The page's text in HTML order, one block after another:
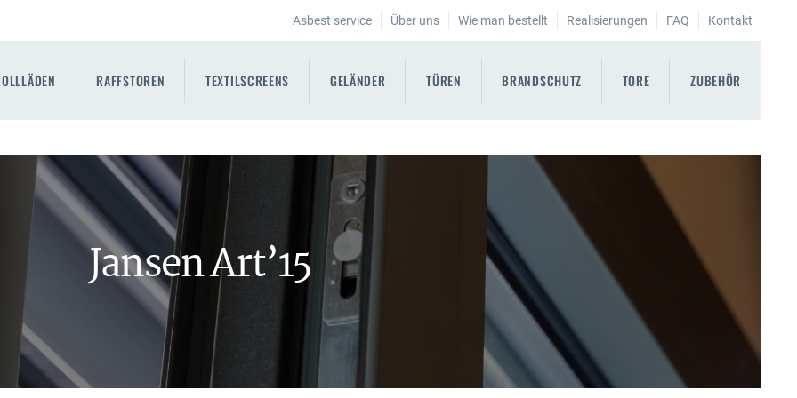
Asbest service Über uns Wie man bestellt Realisierungen FAQ Kontakt
RAFFSTOREN TEXTILSCREENS GELÄNDER TÜREN BRANDSCHUTZ TORE ZUBEHÖR
Jansen Art’15